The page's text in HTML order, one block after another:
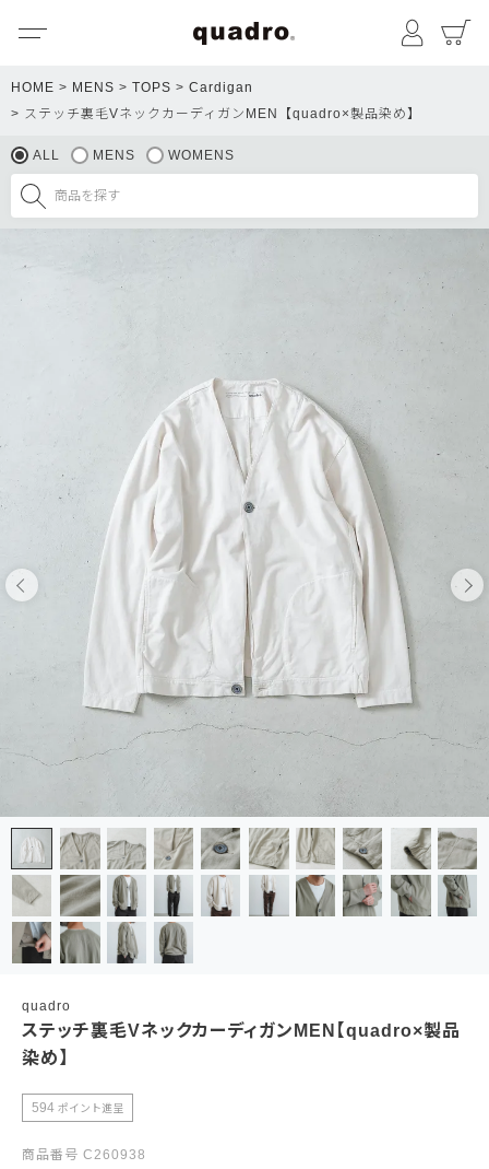
マイペ
HOME MENS TOPS
Cardigan
ステッチ裏毛VネックカーディガンMEN【quadro×製品染め】
ALL MENS WOMENS
quadro
ステッチ裏毛VネックカーディガンMEN【quadro×製品
染め】
594 ポイント進呈
商品番号 C260938